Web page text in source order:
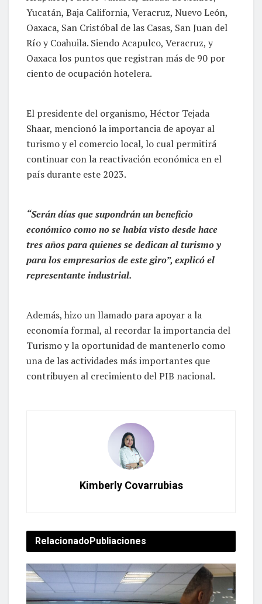
Yucatán, Baja California, Veracruz, Nuevo León,
Oaxaca, San Cristóbal de las Casas, San Juan del
Río y Coahuila. Siendo Acapulco, Veracruz, y
Oaxaca los puntos que registran más de 90 por
ciento de ocupación hotelera.
El presidente del organismo, Héctor Tejada
Shaar, mencionó la importancia de apoyar al
turismo y el comercio local, lo cual permitirá
continuar con la reactivación económica en el
país durante este 2023.
“Serán días que supondrán un beneficio
económico como no se había visto desde hace
tres años para quienes se dedican al turismo y
para los empresarios de este giro”, explicó el
representante industrial.
Además, hizo un llamado para apoyar a la
economía formal, al recordar la importancia del
Turismo y la oportunidad de mantenerlo como
una de las actividades más importantes que
contribuyen al crecimiento del PIB nacional.
Kimberly Covarrubias
RelacionadoPubliaciones